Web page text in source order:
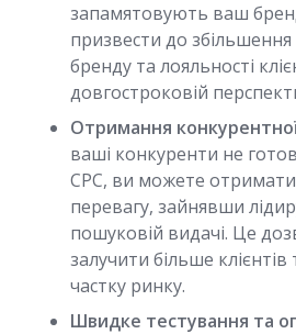
запамятовують ваш
призвести до збільшення
бренду та лояльності
довгостроковій
Отримання
ваші конкуренти не
CPC, ви можете
перевагу, зайнявши
пошуковій видачі. Це
залучити більше
частку ринку.
Швидке тестування та